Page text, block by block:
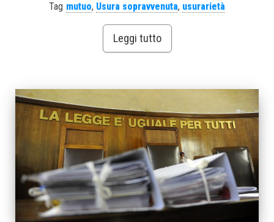
Tag mutuo, Usura sopravvenuta, usurarietà
Leggi tutto